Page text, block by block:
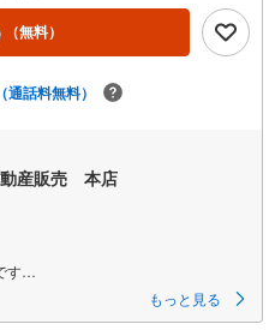
（無料）
（通話料無料）
動産販売 本店
す
もっと見る